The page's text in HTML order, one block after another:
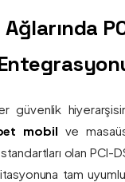
güvenlik
mobil ve
olan PCI-
tam